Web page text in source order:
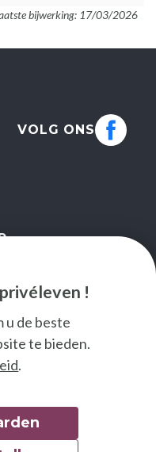
!
u de beste
te bieden.
.
bijwerking: 17/03/2026
VOLG ONS